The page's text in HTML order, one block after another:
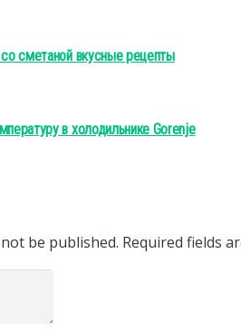
со сметаной вкусные рецепты
в холодильнике Gorenje
be published. Required fields